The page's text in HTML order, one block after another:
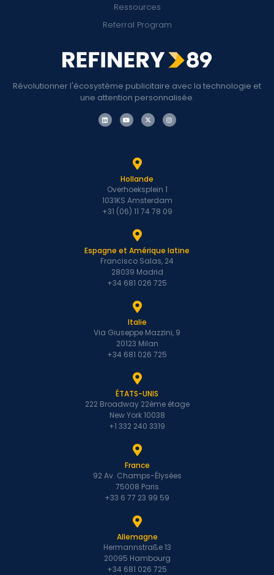
Révolutionner l'écosystème publicitaire avec la technologie et
une attention personnalisée.
Ressources
Referral Program
Hollande
Overhoeksplein 1
1031KS Amsterdam
+31 (06) 11 74 78 09
Espagne et Amérique latine
Francisco Salas, 24
28039 Madrid
+34 681 026 725
Italie
Via Giuseppe Mazzini, 9
20123 Milan
+34 681 026 725
ÉTATS-UNIS
222 Broadway 22ème étage
New York 10038
+1 332 240 3319
France
92 Av. Champs-Élysées
75008 Paris
+33 6 77 23 99 59
Allemagne
Hermannstraße 13
20095 Hambourg
+34 681 026 725